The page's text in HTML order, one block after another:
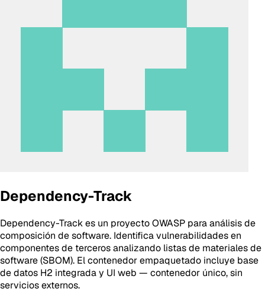
Dependency-Track
Dependency-Track es un proyecto OWASP para análisis de
composición de software. Identifica vulnerabilidades en
componentes de terceros analizando listas de materiales de
software (SBOM). El contenedor empaquetado incluye base
de datos H2 integrada y UI web — contenedor único, sin
servicios externos.